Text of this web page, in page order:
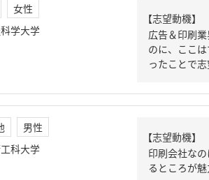
女性
学大学
【志望動機】
広告＆印刷
のに、ここ
ったことで志
男性
科大学
【志望動機】
印刷会社な
るところが